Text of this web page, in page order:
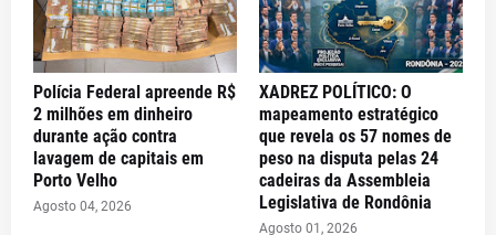
Polícia Federal apreende R$
2 milhões em dinheiro
durante ação contra
lavagem de capitais em
Porto Velho
Agosto 04, 2026
XADREZ POLÍTICO: O
mapeamento estratégico
que revela os 57 nomes de
peso na disputa pelas 24
cadeiras da Assembleia
Legislativa de Rondônia
Agosto 01, 2026